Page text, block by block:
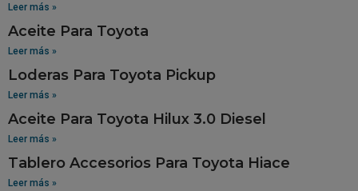
Leer más »
Aceite Para Toyota
Leer más »
Loderas Para Toyota Pickup
Leer más »
Aceite Para Toyota Hilux 3.0 Diesel
Leer más »
Tablero Accesorios Para Toyota Hiace
Leer más »